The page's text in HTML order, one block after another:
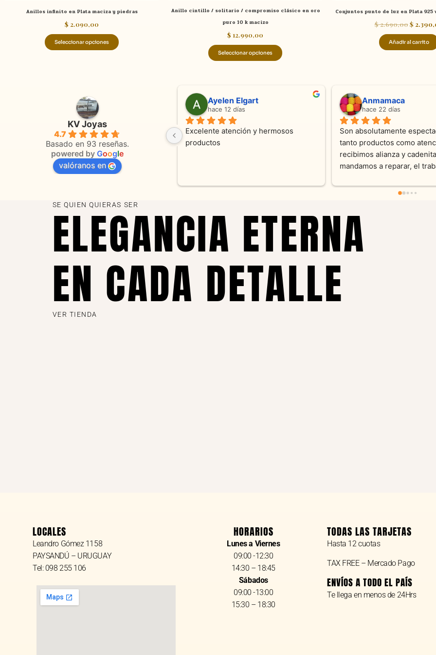
Anillos infinito en Plata maciza y piedras
$ 2.090,00
Seleccionar opciones
producto
Anillo cintillo / solitario / compromiso clásico en oro
puro 10 k macizo
$ 12.990,00
Seleccionar opciones
producto
Conjuntos punto de luz en Plata 925
$2.690,00$
Añadir al carrito
KV Joyas
4.7
Basado en 93 reseñas.
powered by Google
valóranos en
espectaculares
como atencion. Hoy
alianza y cadenita que
a reparar, el trabajo fue
Adriana Ghisoli
hace 3 meses
Muy buena atención, con amabilidad y
orientaciones convenientes
Sandra Ramos
hace 4 meses
Excelente atención !!!!!Nos asesoraron
en todo momento con dedicación.
SE QUIEN QUIERAS SER
ELEGANCIA ETERNA
EN CADA DETALLE
VER TIENDA
LOCALES
Leandro Gómez 1158
PAYSANDÚ – URUGUAY
Tel: 098 255 106
HORARIOS
Lunes a Viernes
09:00 -12:30
14:30 – 18:45
Sábados
09:00 -13:00
15:30 – 18:30
TODAS LAS TARJETAS
Hasta 12 cuotas
TAX FREE – Mercado Pago
ENVÍOS A TODO EL PAÍS
Te llega en menos de 24Hrs